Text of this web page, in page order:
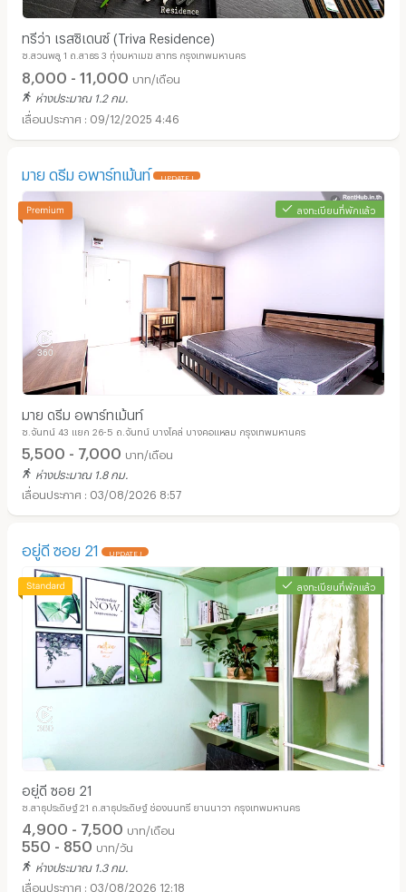
ทรีว่า เรสซิเดนซ์ (Triva Residence)
ซ.สวนพลู 1 ถ.สาธร 3 ทุ่งมหาเมฆ สาทร กรุงเทพมหานคร
8,000 - 11,000 บาท/เดือน
ห่างประมาณ 1.2 กม.
09/12/2025 4:46
มาย ดรีม อพาร์ทเม้นท์ UPDATE !
ลงทะเบียนที่พักแล้ว
มาย ดรีม อพาร์ทเม้นท์
ซ.จันทน์ 43 แยก 26-5 ถ.จันทน์ บางโคล่ บางคอแหลม กรุงเทพมหานคร
5,500 - 7,000 บาท/เดือน
ห่างประมาณ 1.8 กม.
03/08/2026 8:57
อยู่ดี ซอย 21 UPDATE !
ลงทะเบียนที่พักแล้ว
อยู่ดี ซอย 21
ซ.สาธุประดิษฐ์ 21 ถ.สาธุประดิษฐ์ ช่องนนทรี ยานนาวา กรุงเทพมหานคร
4,900 - 7,500 บาท/เดือน
550 - 850 บาท/วัน
ห่างประมาณ 1.3 กม.
03/08/2026 12:18